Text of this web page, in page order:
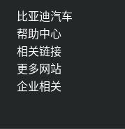
新高！
查看详情
比亚迪汽车
帮助中心
相关链接
更多网站
企业相关